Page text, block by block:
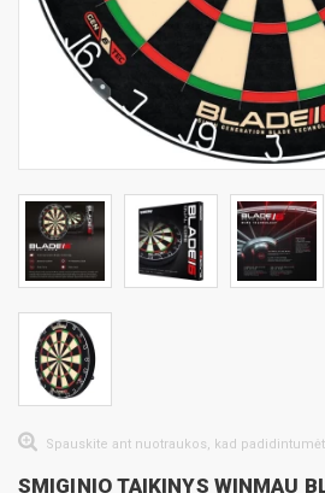
Spauskite ant nuotraukos, kad
SMIGINIO TAIKINYS WINMAU